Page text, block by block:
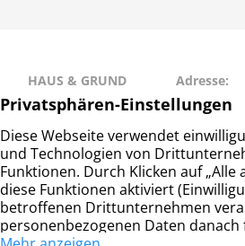
HAUS & GRUND
RAHLSTEDT
Haus- und
Grundeigentümerverein
Hamburg-Rahlstedt e.V.
Adresse:
Schweriner
Str. 27
22143
Hamburg